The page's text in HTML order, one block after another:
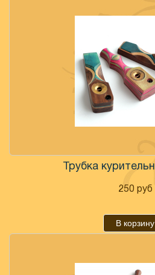
250 руб
В корзину